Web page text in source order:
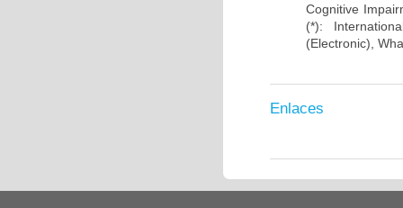
Cognitive
(*):
(Electronic),
Enlaces